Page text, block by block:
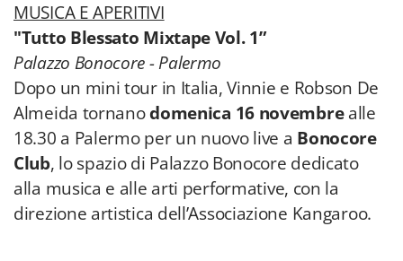
MUSICA E APERITIVI
"Tutto Blessato Mixtape Vol. 1”
Palazzo Bonocore - Palermo
Dopo un mini tour in Italia, Vinnie e Robson De
Almeida tornanodomenica 16 novembrealle
18.30 a Palermo per un nuovo live a Bonocore
Club, lo spazio di Palazzo Bonocore dedicato
alla musica e alle arti performative, con la
direzione artistica dell’Associazione Kangaroo.